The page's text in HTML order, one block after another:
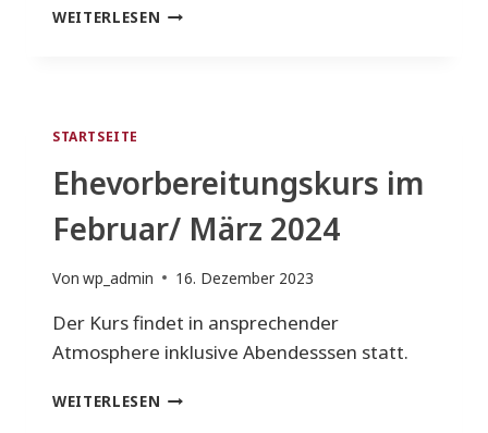
WEITERLESEN DIE
STARTSEITE
Ehevorbereitungskurs im
Februar/ März 2024
Von wp_admin 16. Dezember 2023
Der Kurs findet in ansprechender
Atmosphere inklusive Abendesssen statt.
WEITERLESEN EHEVORBEREITUNGSKURS